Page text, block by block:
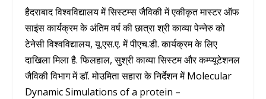
हैदराबाद विश्वविद्यालय में सिस्टम्स जैविकी में एकीकृत मास्टर ऑफ
साइंस कार्यक्रम के अंतिम वर्ष की छात्रा श्री काव्या पेन्नेरु को
टेनेसी विश्वविद्यालय, यू.एस.ए. में पीएच.डी. कार्यक्रम के लिए
दाखिला मिला है. फिलहाल, सुश्री काव्या सिस्टम और कम्प्यूटेशनल
जैविकी विभाग में डॉ. मोउमिता सहारा के निर्देशन में Molecular
Dynamic Simulations of a protein –